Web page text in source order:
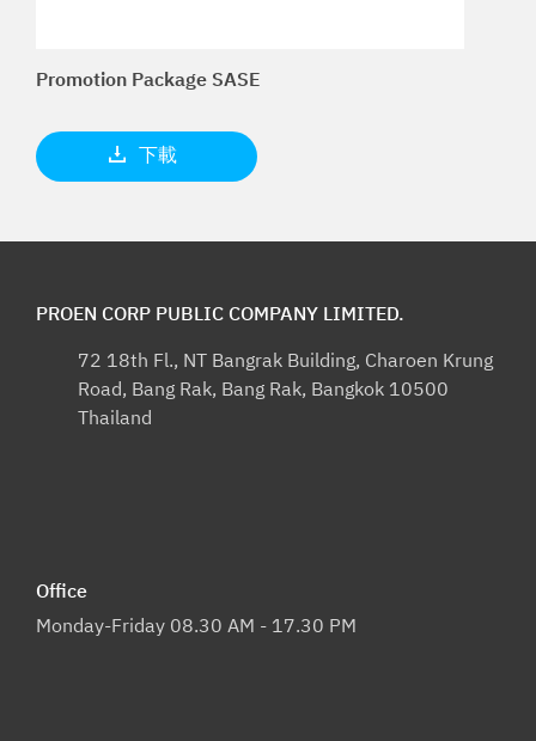
Promotion Package SASE
下載
PROEN CORP PUBLIC COMPANY LIMITED.
72 18th Fl., NT Bangrak Building, Charoen Krung
Road, Bang Rak, Bang Rak, Bangkok 10500
Thailand
Office
Monday-Friday 08.30 AM - 17.30 PM